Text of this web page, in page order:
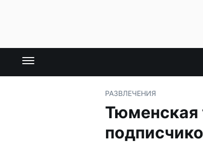
РАЗВЛЕЧЕНИЯ
Тюменская